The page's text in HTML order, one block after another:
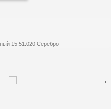
15.51.020 Серебро